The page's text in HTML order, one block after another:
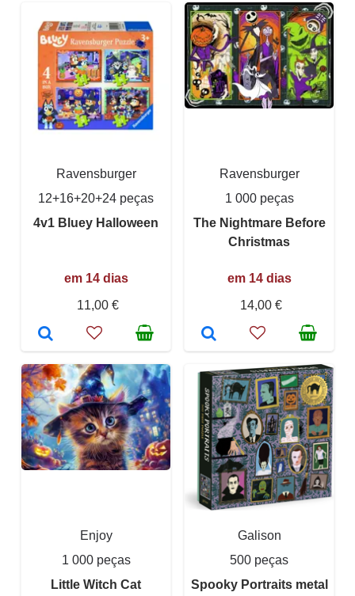
Ravensburger
12+16+20+24 peças
4v1 Bluey Halloween
em 14 dias
11,00 €
Ravensburger
1 000 peças
The Nightmare Before
Christmas
em 14 dias
14,00 €
Enjoy
1 000 peças
Little Witch Cat
Galison
500 peças
Spooky Portraits metal